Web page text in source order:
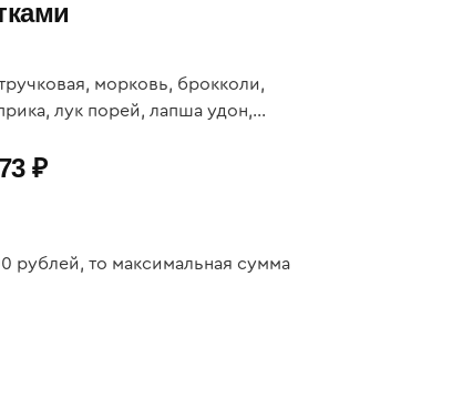
морковь, брокколи,
лук порей, лапша удон,
₽
рублей, то максимальная сумма